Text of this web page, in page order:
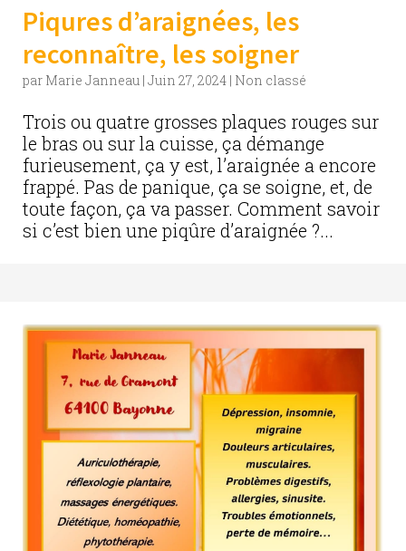
Piqures d’araignées, les
reconnaître, les soigner
par Marie Janneau | Juin 27, 2024 | Non classé
Trois ou quatre grosses plaques rouges sur
le bras ou sur la cuisse, ça démange
furieusement, ça y est, l’araignée a encore
frappé. Pas de panique, ça se soigne, et, de
toute façon, ça va passer. Comment savoir
si c’est bien une piqûre d’araignée ?...